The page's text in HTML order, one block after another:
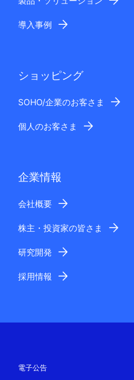
導入事例
ショッピング
SOHO/企業のお客さま
個人のお客さま
企業情報
会社概要
株主・投資家の皆さま
研究開発
採用情報
電子公告